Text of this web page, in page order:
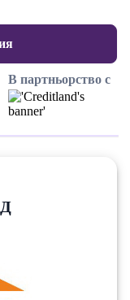
В партньорство с